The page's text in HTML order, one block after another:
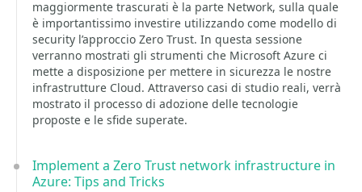
maggiormente trascurati è la parte Network, sulla quale
è importantissimo investire utilizzando come modello di
security l’approccio Zero Trust. In questa sessione
verranno mostrati gli strumenti che Microsoft Azure ci
mette a disposizione per mettere in sicurezza le nostre
infrastrutture Cloud. Attraverso casi di studio reali, verrà
mostrato il processo di adozione delle tecnologie
proposte e le sfide superate.
Implement a Zero Trust network infrastructure in
Azure: Tips and Tricks